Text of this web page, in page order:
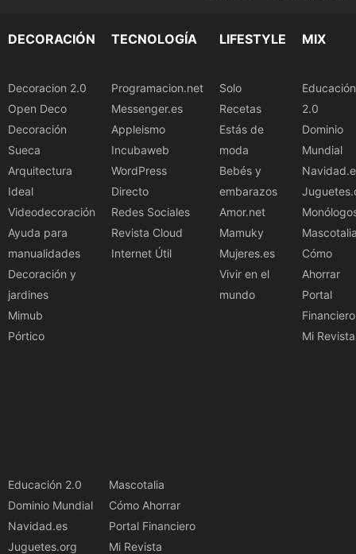
DECORACIÓN
Decoracion 2.0
Open Deco
Decoración
Sueca
Arquitectura
Ideal
Videodecoración
Ayuda para
manualidades
Decoración y
jardines
Mimub
Pórtico
TECNOLOGÍA
Programacion.net
Messenger.es
Appleismo
Incubaweb
WordPress
Directo
Redes Sociales
Revista Cloud
Internet Útil
LIFESTYLE
Solo
Recetas
Estás de
moda
Bebés y
embarazos
Amor.net
Mamuky
Mujeres.es
Vivir en el
mundo
MIX
Educación
2.0
Dominio
Mundial
Cómo
Ahorrar
Portal
Financiero
Mi Revista
Educación 2.0
Dominio Mundial
Navidad.es
Juguetes.org
Mascotalia
Cómo Ahorrar
Portal Financiero
Mi Revista